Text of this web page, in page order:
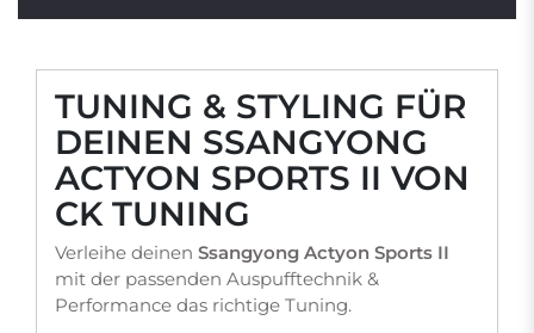
TUNING & STYLING FÜR
DEINEN SSANGYONG
ACTYON SPORTS II VON
CK TUNING
Verleihe deinen Ssangyong Actyon Sports II
mit der passenden Auspufftechnik &
Performance das richtige Tuning.